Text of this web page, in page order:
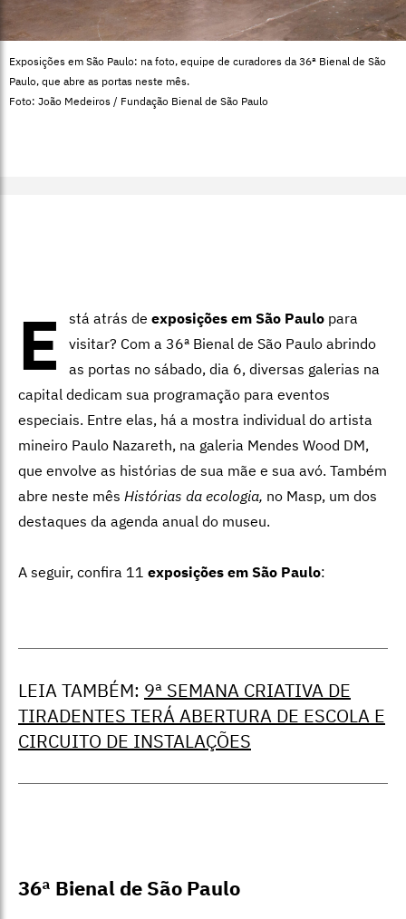
Exposições em São Paulo: na foto, equipe de curadores da 36ª Bienal de São
Paulo, que abre as portas neste mês.
Foto: João Medeiros / Fundação Bienal de São Paulo
E stá atrás de exposições em São Paulo para
visitar? Com a 36ª Bienal de São Paulo abrindo
as portas no sábado, dia 6, diversas galerias na
capital dedicam sua programação para eventos
especiais. Entre elas, há a mostra individual do artista
mineiro Paulo Nazareth, na galeria Mendes Wood DM,
que envolve as histórias de sua mãe e sua avó. Também
abre neste mês Histórias da ecologia, no Masp, um dos
destaques da agenda anual do museu.
A seguir, confira 11 exposições em São Paulo:
LEIA TAMBÉM: 9ª SEMANA CRIATIVA DE
TIRADENTES TERÁ ABERTURA DE ESCOLA E
CIRCUITO DE INSTALAÇÕES
36ª Bienal de São Paulo